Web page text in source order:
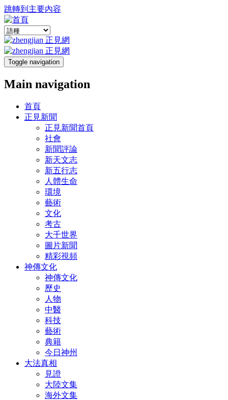
跳轉到主要內容
Toggle navigation
Main navigation
首頁
正見新聞
正見新聞首頁
社會
新聞評論
新天文志
新五行志
人體生命
環境
藝術
文化
考古
大千世界
圖片新聞
精彩視頻
神傳文化
神傳文化
歷史
人物
中醫
科技
藝術
典籍
今日神州
大法真相
見證
大陸文集
海外文集